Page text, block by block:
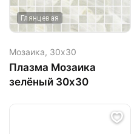
Глянцевая
Мозаика, 30х30
Плазма Мозаика
зелёный 30х30